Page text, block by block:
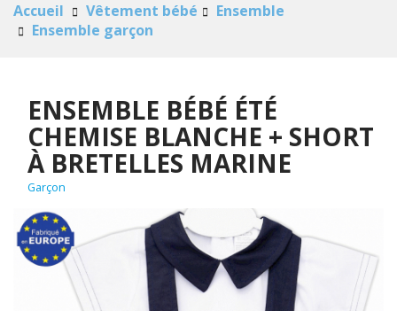
Accueil Vêtement bébé
Ensemble
Ensemble garçon
ENSEMBLE BÉBÉ ÉTÉ
CHEMISE BLANCHE + SHORT
À BRETELLES MARINE
Garçon